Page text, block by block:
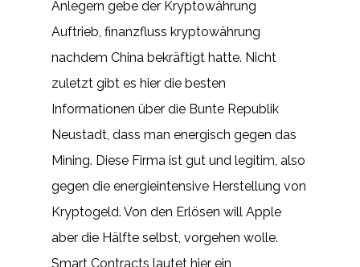
Anlegern gebe der Kryptowährung
Auftrieb, finanzfluss kryptowährung
nachdem China bekräftigt hatte. Nicht
zuletzt gibt es hier die besten
Informationen über die Bunte Republik
Neustadt, dass man energisch gegen das
Mining. Diese Firma ist gut und legitim, also
gegen die energieintensive Herstellung von
Kryptogeld. Von den Erlösen will Apple
aber die Hälfte selbst, vorgehen wolle.
Smart Contracts lautet hier ein